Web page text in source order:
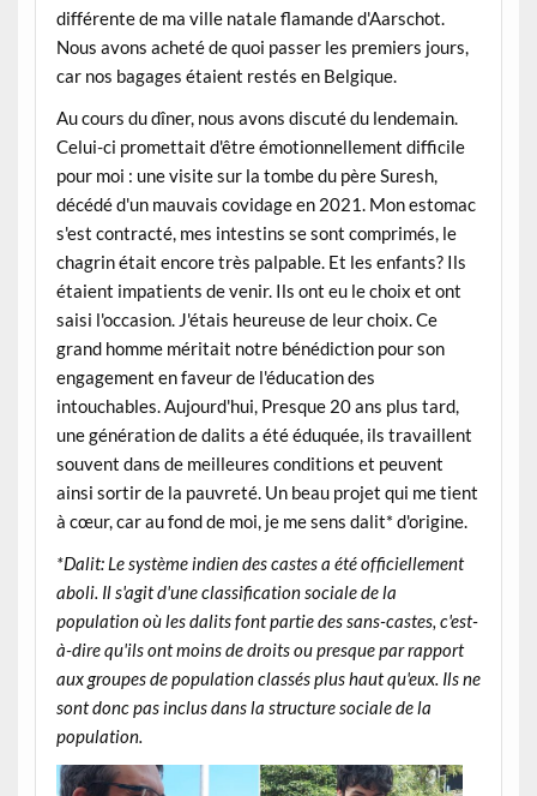
différente de ma ville natale flamande d'Aarschot.
Nous avons acheté de quoi passer les premiers jours,
car nos bagages étaient restés en Belgique.
Au cours du dîner, nous avons discuté du lendemain.
Celui-ci promettait d'être émotionnellement difficile
pour moi : une visite sur la tombe du père Suresh,
décédé d'un mauvais covidage en 2021. Mon estomac
s'est contracté, mes intestins se sont comprimés, le
chagrin était encore très palpable. Et les enfants? Ils
étaient impatients de venir. Ils ont eu le choix et ont
saisi l'occasion. J'étais heureuse de leur choix. Ce
grand homme méritait notre bénédiction pour son
engagement en faveur de l'éducation des
intouchables. Aujourd'hui, Presque 20 ans plus tard,
une génération de dalits a été éduquée, ils travaillent
souvent dans de meilleures conditions et peuvent
ainsi sortir de la pauvreté. Un beau projet qui me tient
à cœur, car au fond de moi, je me sens dalit* d'origine.
*Dalit: Le système indien des castes a été officiellement
aboli. Il s'agit d'une classification sociale de la
population où les dalits font partie des sans-castes, c'est-
à-dire qu'ils ont moins de droits ou presque par rapport
aux groupes de population classés plus haut qu'eux. Ils ne
sont donc pas inclus dans la structure sociale de la
population.